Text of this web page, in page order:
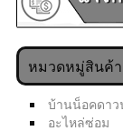
หมวดหมู่สินค้า
บ้านน็อคดาว
อะไหล่ซ่อม